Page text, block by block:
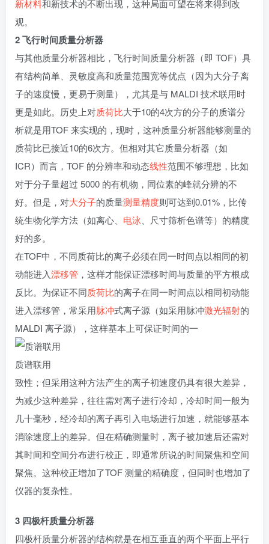
新材料和新技术的不断出现，这种局面可望在将来得到改
观。
2 飞行时间质量分析器
与其他质量分析器相比，飞行时间质量分析器（即 TOF）具
有结构简单、灵敏度高和质量范围宽等优点（因为大分子离
子的速度慢，更易于测量），尤其是与 MALDI 技术联用时
更是如此。历史上对质荷比大于10的4次方的分子的质谱分
析就是用TOF 来实现的，现时，这种质量分析器能够测量的
质荷比已接近10的6次方。但相对其它质量分析器（如
ICR）而言，TOF 的分辨率和动态线性范围不够理想，比如
对于分子量超过 5000 的有机物，同位素的峰就分辨的不
好。但是，对大分子的质量测量精度则可达到0.01%，比传
统生物化学方法（如离心、 电泳 、尺寸筛析色谱等）的精度
好的多。
在TOF中，不同质荷比的离子必须在同一时间点以相同的初
动能进入漂移管 ，这样才能保证漂移时间与质量的平方根成
反比。为保证不同质荷比的离子在同一时间点以相同初动能
进入漂移管，常采用脉冲式离子源（如采用脉冲激光辐射的
MALDI 离子源），这样基本上可保证时间的一
质谱联用
致性；但采用这种方法产生的离子初速度仍具有很大差异，
为减少这种差异，往往需对离子进行冷却，冷却时间一般为
几十毫秒，经冷却的离子再引入电场进行加速，就能够基本
消除速度上的差异。但在精确测量时，离子被加速后还需对
其时间和空间分布进行校正，即通常所说的时间聚焦和空间
聚焦。这种校正增加了TOF 测量的精确度，但同时也增加了
仪器的复杂性。
3 四极杆质量分析器
四极杆质量分析器的结构就是在相互垂直的两个平面上平行